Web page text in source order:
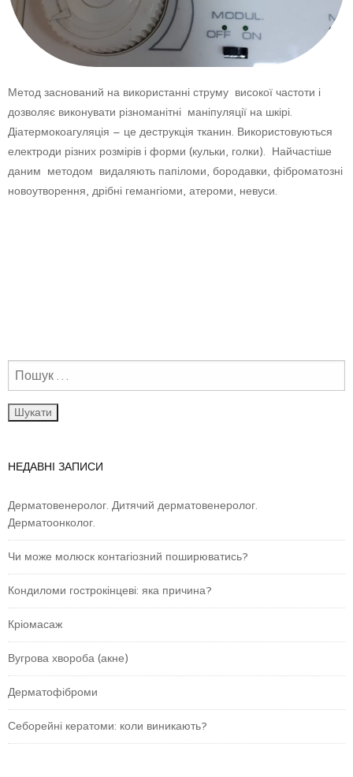
Метод заснований на використанні струму високої частоти і
дозволяє виконувати різноманітні маніпуляції на шкірі.
Діатермокоагуляція – це деструкція тканин. Використовуються
електроди різних розмірів і форми (кульки, голки). Найчастіше
даним методом видаляють папіломи, бородавки, фіброматозні
новоутворення, дрібні гемангіоми, атероми, невуси.
НЕДАВНІ ЗАПИСИ
Дерматовенеролог. Дитячий дерматовенеролог.
Дерматоонколог.
Чи може молюск контагіозний поширюватись?
Кондиломи гострокінцеві: яка причина?
Кріомасаж
Вугрова хвороба (акне)
Дерматофіброми
Себорейні кератоми: коли виникають?